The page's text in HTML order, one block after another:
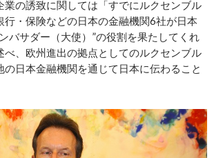
の誘致に関しては「すでにルクセンブル
行・保険などの日本の金融機関6社が日本
バサダー（大使）”の役割を果たしてくれ
べ、欧州進出の拠点としてのルクセンブル
の日本金融機関を通じて日本に伝わること